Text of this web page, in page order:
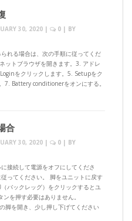
30, 2020 | 0 | BY
れる場合は、次の手順に従ってくだ
ットブラウザを開きます。3. アドレ
をクリックします。5. Setupをク
7. Battery conditionerをオンにする。
合
30, 2020 | 0 | BY
接続して電源をオフにしてくださ
ってください。 脚をユニットに戻す
バックレッグ）をクリックするとユ
を押す必要はありません。
脚を開き、少し押し下げてください